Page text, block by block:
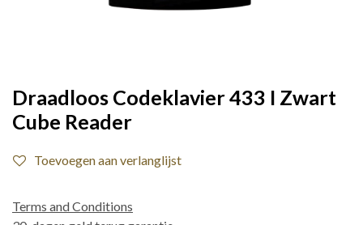
Draadloos Codeklavier 433 I Zwart
Cube Reader
Toevoegen aan verlanglijst
Terms and Conditions